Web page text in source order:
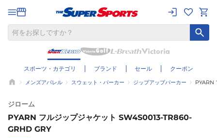
スポーツ・カテゴリ ブランド セール クーポン
メンズアパレル スウェット・パーカー ジップアップパーカー PYARN
ジローム
PYARN フルジップジャケット SW4S0013-TR860-
GRHD GRY